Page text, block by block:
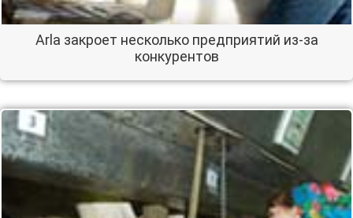
Arla закроет несколько предприятий из-за
конкурентов